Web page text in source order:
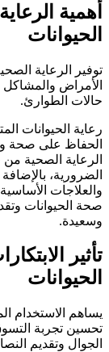
أهمية
الحيوانات
توفير الرعاية
الأمراض
حالات الطوارئ.
رعاية الحيوانات
الحفاظ على صحة
الرعاية الصحية من
الضرورية،
والعلاجات
صحة الحيوانات
وسعيدة.
تأثير
الحيوانات
يساهم الاستخدام
تحسين تجربة
الجوال وتقديم